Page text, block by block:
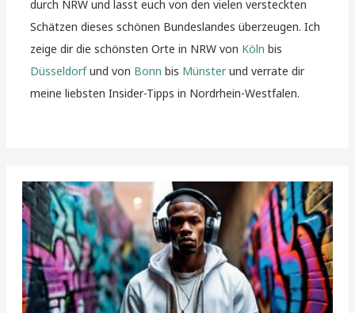
durch NRW und lasst euch von den vielen versteckten
Schätzen dieses schönen Bundeslandes überzeugen. Ich
zeige dir die schönsten Orte in NRW von Köln bis
Düsseldorfund von Bonn bis Münsterund verrate dir
meine liebsten Insider-Tipps in Nordrhein-Westfalen.